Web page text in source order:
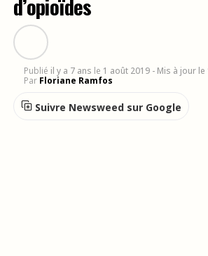
d’opioïdes
Publié il y a 7 ans le 1 août 2019 - Mis à jour
Par Floriane Ramfos
Suivre Newsweed sur Google